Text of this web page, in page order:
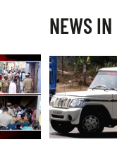
NEWS